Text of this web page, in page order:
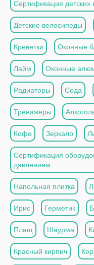
Сертификация детских
Детские велосипеды
Креветки Оконные
Лайм Оконные
Радиаторы Сода
Тренажеры
Кофе Зеркало
Сертификация
давлением
Напольная плитка
Ирис Герметик
Плащ Шаурма
Красный кирпич